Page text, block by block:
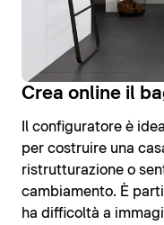
Crea online il
Il configuratore è
per costruire una
ristrutturazione o
cambiamento. È
ha difficoltà a